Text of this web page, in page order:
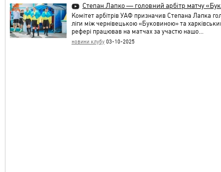
Степан Лапко — головний арбітр матчу
Комітет арбітрів УАФ призначив Степана Лапка
ліги між чернівецькою «Буковиною» та
рефері працював на матчах за участю нашо…
новини клубу 03-10-2025